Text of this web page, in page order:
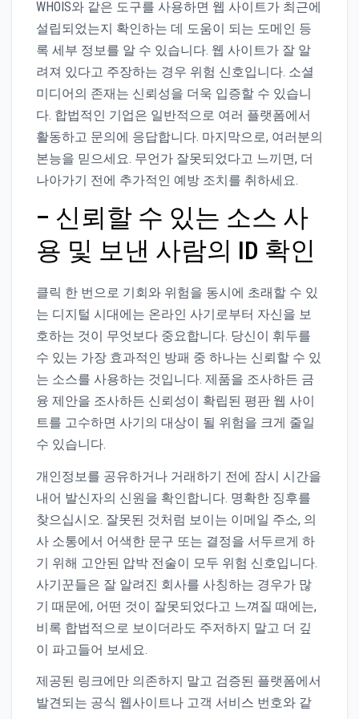
WHOIS와 같은 도구를 사용하면 웹 사이트가 최근에
설립되었는지 확인하는 데 도움이 되는 도메인 등
록 세부 정보를 알 수 있습니다. 웹 사이트가 잘 알
려져 있다고 주장하는 경우 위험 신호입니다. 소셜
미디어의 존재는 신뢰성을 더욱 입증할 수 있습니
다. 합법적인 기업은 일반적으로 여러 플랫폼에서
활동하고 문의에 응답합니다. 마지막으로, 여러분의
본능을 믿으세요. 무언가 잘못되었다고 느끼면, 더
나아가기 전에 추가적인 예방 조치를 취하세요.
– 신뢰할 수 있는 소스 사
용 및 보낸 사람의 ID 확인
클릭 한 번으로 기회와 위험을 동시에 초래할 수 있
는 디지털 시대에는 온라인 사기로부터 자신을 보
호하는 것이 무엇보다 중요합니다. 당신이 휘두를
수 있는 가장 효과적인 방패 중 하나는 신뢰할 수 있
는 소스를 사용하는 것입니다. 제품을 조사하든 금
융 제안을 조사하든 신뢰성이 확립된 평판 웹 사이
트를 고수하면 사기의 대상이 될 위험을 크게 줄일
수 있습니다.
개인정보를 공유하거나 거래하기 전에 잠시 시간을
내어 발신자의 신원을 확인합니다. 명확한 징후를
찾으십시오. 잘못된 것처럼 보이는 이메일 주소, 의
사 소통에서 어색한 문구 또는 결정을 서두르게 하
기 위해 고안된 압박 전술이 모두 위험 신호입니다.
사기꾼들은 잘 알려진 회사를 사칭하는 경우가 많
기 때문에, 어떤 것이 잘못되었다고 느껴질 때에는,
비록 합법적으로 보이더라도 주저하지 말고 더 깊
이 파고들어 보세요.
제공된 링크에만 의존하지 말고 검증된 플랫폼에서
발견되는 공식 웹사이트나 고객 서비스 번호와 같